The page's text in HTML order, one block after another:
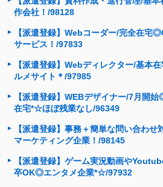
作会社！/98128
【派遣登録】Webコーダー/完全在宅
サービス！/97833
【派遣登録】Webディレクター/基本
ルメサイト＊/97985
【派遣登録】WEBデザイナー/7月開
在宅*☆ほぼ残業なし/96349
【派遣登録】事務＋簡単な問い合わ
マーケティング企業！/98145
【派遣登録】ゲーム実況動画や
卒OK◎エンタメ企業*☆/97932